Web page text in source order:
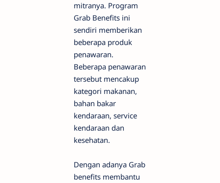
mitranya. Program
Grab Benefits ini
sendiri memberikan
beberapa produk
penawaran.
Beberapa penawaran
tersebut mencakup
kategori makanan,
bahan bakar
kendaraan, service
kendaraan dan
kesehatan.
Dengan adanya Grab
benefits membantu